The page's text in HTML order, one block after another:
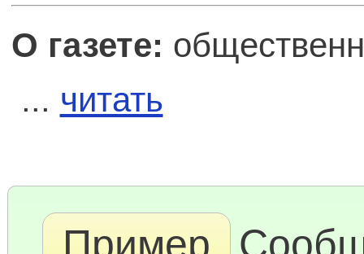
О газете:
... читать
Пример